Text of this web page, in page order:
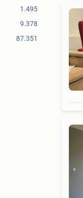
1.495
9.378
87.351